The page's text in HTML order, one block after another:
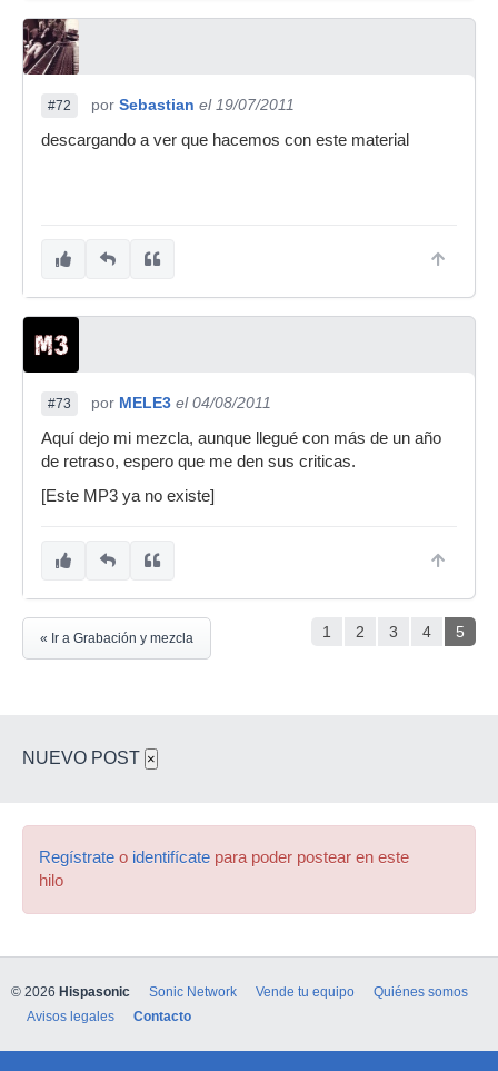
#72 por Sebastian el 19/07/2011
descargando a ver que hacemos con este material
#73 por MELE3 el 04/08/2011
Aquí dejo mi mezcla, aunque llegué con más de un año
de retraso, espero que me den sus criticas.
[Este MP3 ya no existe]
1 2 3 4 5
« Ir a Grabación y mezcla
NUEVO POST ×
Regístrate o identifícate para poder postear en este
hilo
© 2026 Hispasonic Sonic Network Vende tu equipo
Quiénes somos
Avisos legales
Contacto